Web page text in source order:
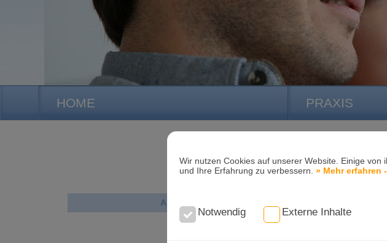
Wir nutzen Cookies auf unserer Website. Einige
und Ihre Erfahrung zu verbessern. » Mehr erfahren
Notwendig Externe Inhalte
HOME PRAXIS
Aktuelle News
Mediathek
Aktuelle